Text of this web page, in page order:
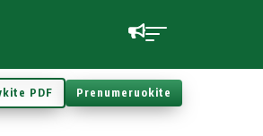
PDF Prenumeruokite